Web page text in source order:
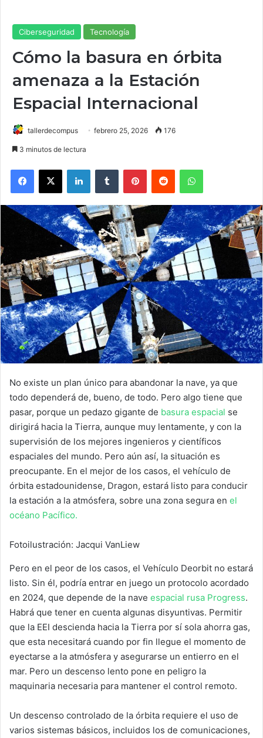
Ciberseguridad Tecnología
Cómo la basura en órbita
amenaza a la Estación
Espacial Internacional
tallerdecompus febrero 25, 2026 176
3 minutos de lectura
No existe un plan único para abandonar la nave, ya que
todo dependerá de, bueno, de todo. Pero algo tiene que
pasar, porque un pedazo gigante de basura espacial se
dirigirá hacia la Tierra, aunque muy lentamente, y con la
supervisión de los mejores ingenieros y científicos
espaciales del mundo. Pero aún así, la situación es
preocupante. En el mejor de los casos, el vehículo de
órbita estadounidense, Dragon, estará listo para conducir
la estación a la atmósfera, sobre una zona segura en el
océano Pacífico.
Fotoilustración: Jacqui VanLiew
Pero en el peor de los casos, el Vehículo Deorbit no estará
listo. Sin él, podría entrar en juego un protocolo acordado
en 2024, que depende de la nave espacial rusa Progress.
Habrá que tener en cuenta algunas disyuntivas. Permitir
que la EEI descienda hacia la Tierra por sí sola ahorra gas,
que esta necesitará cuando por fin llegue el momento de
eyectarse a la atmósfera y asegurarse un entierro en el
mar. Pero un descenso lento pone en peligro la
maquinaria necesaria para mantener el control remoto.
Un descenso controlado de la órbita requiere el uso de
varios sistemas básicos, incluidos los de comunicaciones,